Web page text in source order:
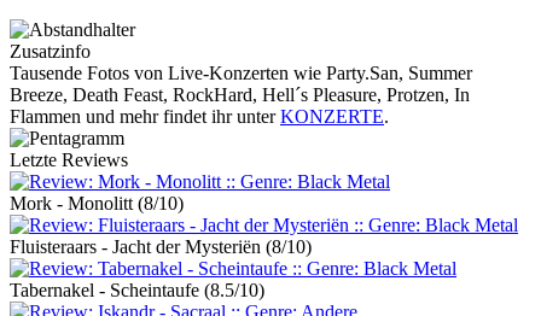
Zusatzinfo
Tausende Fotos von Live-Konzerten wie Party.San, Summer
Breeze, Death Feast, RockHard, Hell´s Pleasure, Protzen, In
Flammen und mehr findet ihr unterKONZERTE.
Letzte Reviews
Mork - Monolitt (8/10)
Fluisteraars - Jacht der Mysteriën (8/10)
Tabernakel - Scheintaufe (8.5/10)